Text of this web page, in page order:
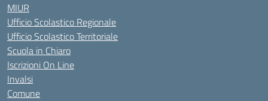
MIUR
Ufficio Scolastico Regionale
Ufficio Scolastico Territoriale
Scuola in Chiaro
Iscrizioni On Line
Invalsi
Comune